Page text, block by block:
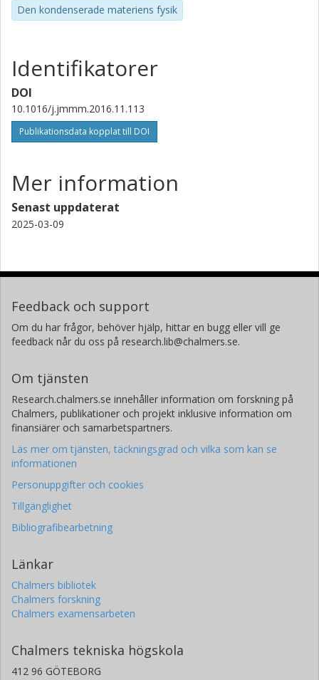
RISE Research Institutes of Sweden
Den kondenserade materiens fysik
Identifikatorer
DOI
10.1016/j.jmmm.2016.11.113
Publikationsdata kopplat till DOI
Mer information
Senast uppdaterat
2025-03-09
Feedback och support
Om du har frågor, behöver hjälp, hittar en bugg eller vill ge
feedback når du oss på research.lib@chalmers.se.
Om tjänsten
Research.chalmers.se innehåller information om forskning på
Chalmers, publikationer och projekt inklusive information om
finansiärer och samarbetspartners.
Läs mer om tjänsten, täckningsgrad och vilka som kan se
informationen
Personuppgifter och cookies
Tillgänglighet
Bibliografibearbetning
Länkar
Chalmers bibliotek
Chalmers forskning
Chalmers examensarbeten
Chalmers tekniska högskola
412 96 GÖTEBORG